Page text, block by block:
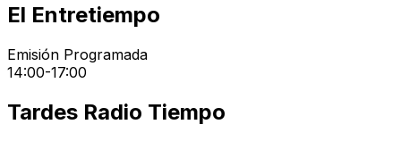
El Entretiempo
Emisión Programada
14:00-17:00
Tardes Radio Tiempo